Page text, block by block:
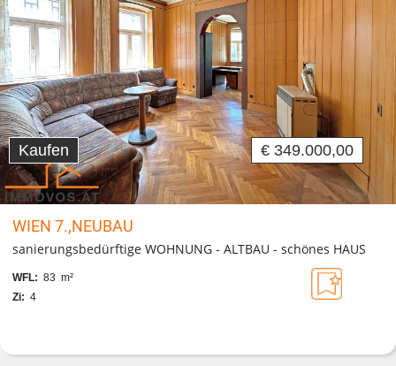
Kaufen € 349.000,00
WIEN 7.,NEUBAU
sanierungsbedürftige WOHNUNG - ALTBAU - schönes HAUS
WFL: 83 m²
Zi: 4